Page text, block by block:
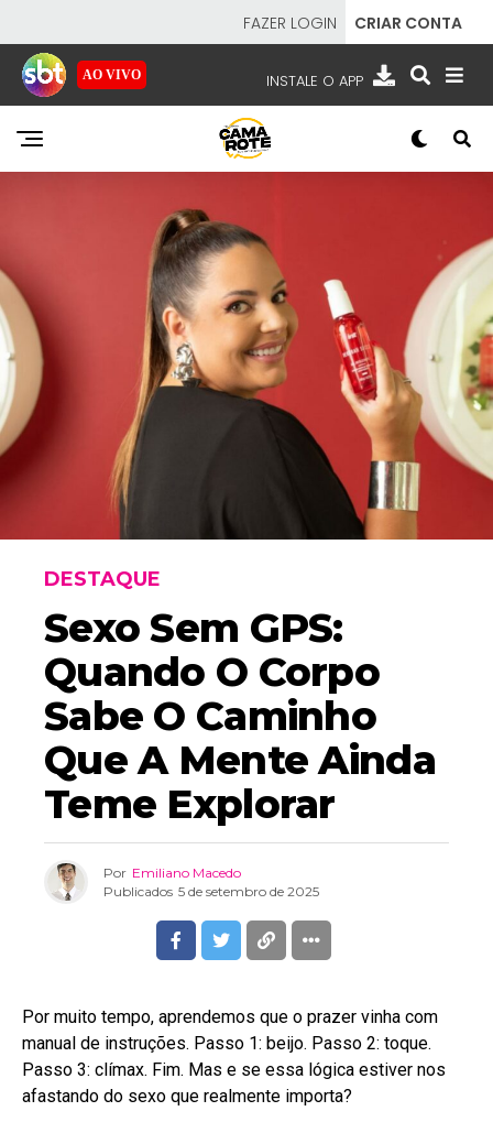
FAZER LOGIN CRIAR CONTA
AO VIVO INSTALE O APP
EMISSORAS
- SISTEMA BRASILEIRO DE TELEVISÃO
DESTAQUE
Sexo Sem GPS:
Quando O Corpo
Sabe O Caminho
Que A Mente Ainda
Teme Explorar
Por Emiliano Macedo
Publicados 5 de setembro de 2025
Por muito tempo, aprendemos que o prazer vinha com
manual de instruções. Passo 1: beijo. Passo 2: toque.
Passo 3: clímax. Fim. Mas e se essa lógica estiver nos
afastando do sexo que realmente importa?